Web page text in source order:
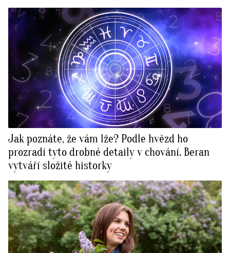
Jak poznáte, že vám lže? Podle hvězd ho
prozradí tyto drobné detaily v chování. Beran
vytváří složité historky